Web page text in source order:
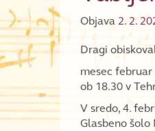
Objava 2. 2.
Dragi
mesec
ob 18.30 v
V sredo, 4.
Glasbeno šolo